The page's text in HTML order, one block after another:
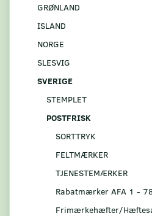
GRØNLAND
ISLAND
NORGE
SLESVIG
SVERIGE
STEMPLET
POSTFRISK
SORTTRYK
FELTMÆRKER
TJENESTEMÆRKER
Rabatmærker AFA 1 -
Frimærkehæfter/